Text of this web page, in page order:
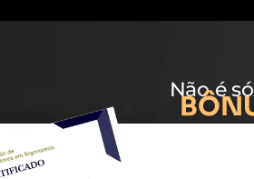
Não é